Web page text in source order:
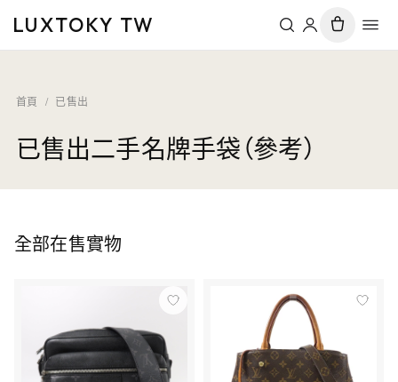
LUXTOKY TW
首頁 / 已售出
已售出二手名牌手袋（參考）
全部在售實物